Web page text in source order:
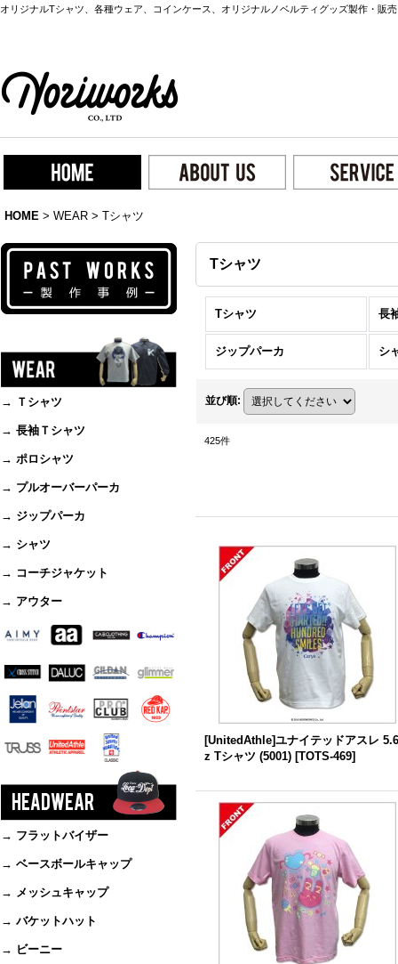
オリジナルTシャツ、各種ウェア、コインケース、オリジナルノベルティグッズ製作・販
HOME > WEAR > Tシャツ
→ Ｔシャツ
→ 長袖Ｔシャツ
→ ポロシャツ
→ プルオーバーパーカ
→ ジップパーカ
→ シャツ
→ コーチジャケット
→ アウター
→ フラットバイザー
→ ベースボールキャップ
→ メッシュキャップ
→ バケットハット
→ ビーニー
Tシャツ
Tシャツ 長
ジップパーカ シ
並び順:
425件
[UnitedAthle]ユナイテッドアスレ
z Tシャツ (5001) [TOTS-469]